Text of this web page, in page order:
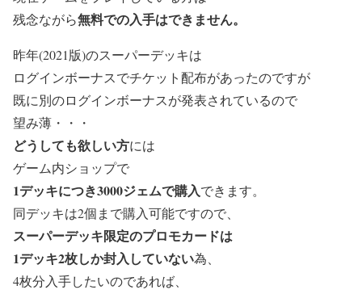
残念ながら無料での入手はできません。
昨年(2021版)のスーパーデッキは
ログインボーナスでチケット配布があったのですが
既に別のログインボーナスが発表されているので
望み薄・・・
どうしても欲しい方には
ゲーム内ショップで
1デッキにつき3000ジェムで購入できます。
同デッキは2個まで購入可能ですので、
スーパーデッキ限定のプロモカードは
1デッキ2枚しか封入していない為、
4枚分入手したいのであれば、